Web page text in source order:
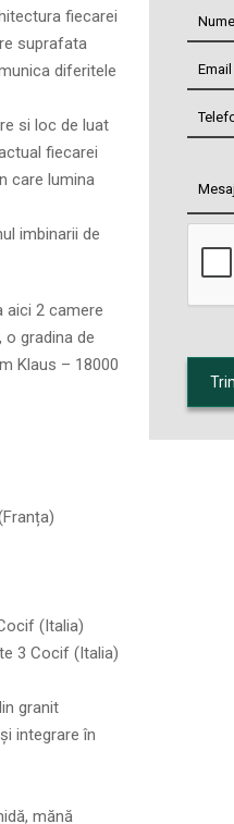
fiecarei
suprafata
diferitele
si loc de luat
fiecarei
care lumina
imbinarii de
aici 2 camere
gradina de
Klaus – 18000
(Italia)
3 Cocif (Italia)
granit
integrare în
mănă